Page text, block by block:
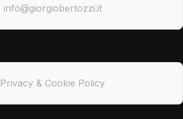
info@giorgiobertozzi.it
Privacy & Cookie Policy